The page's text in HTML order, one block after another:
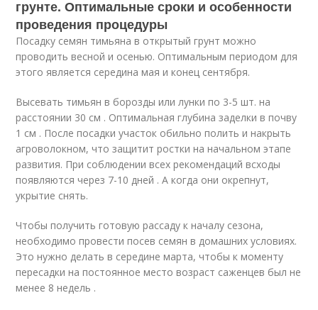
грунте. Оптимальные сроки и особенности
проведения процедуры
Посадку семян тимьяна в открытый грунт можно
проводить весной и осенью. Оптимальным периодом для
этого является середина мая и конец сентября.
Высевать тимьян в борозды или лунки по 3-5 шт. на
расстоянии 30 см . Оптимальная глубина заделки в почву
1 см . После посадки участок обильно полить и накрыть
агроволокном, что защитит ростки на начальном этапе
развития. При соблюдении всех рекомендаций всходы
появляются через 7-10 дней . А когда они окрепнут,
укрытие снять.
Чтобы получить готовую рассаду к началу сезона,
необходимо провести посев семян в домашних условиях.
Это нужно делать в середине марта, чтобы к моменту
пересадки на постоянное место возраст саженцев был не
менее 8 недель .